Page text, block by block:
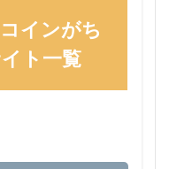
インがち
ト一覧